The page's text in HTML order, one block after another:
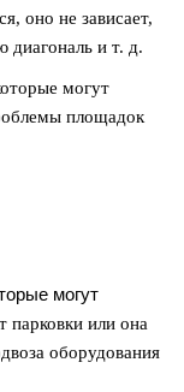
оно не зависает,
диагональ и т. д.
могут
парковки или она
оборудования